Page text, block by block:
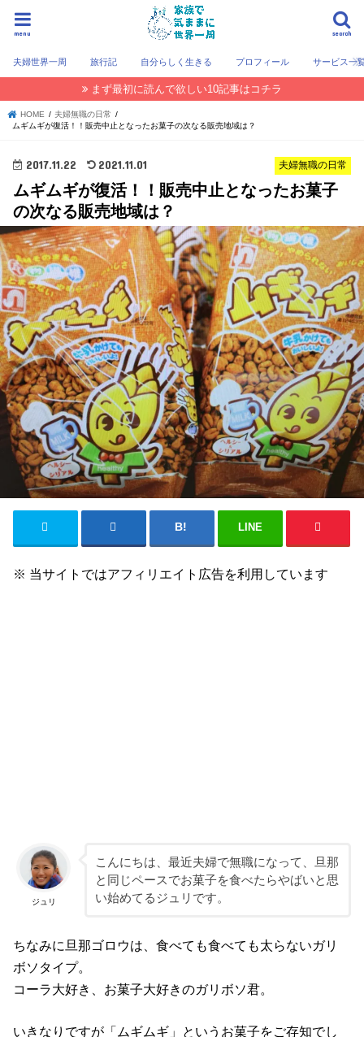
search
menu
夫婦世界一周 旅行記 自分らしく生きる プロフィール サービス一
まず最初に読んで欲しい10記事はコチラ
HOME
夫婦無職の日常
ムギムギが復活！！販売中止となったお菓子の次なる販売地域は？
夫婦無職の日常
2017.11.22 2021.11.01
ムギムギが復活！！販売中止となったお菓子
の次なる販売地域は？
LINE
※ 当サイトではアフィリエイト広告を利用しています
ジュリ
こんにちは、最近夫婦で無職になって、旦那
と同じペースでお菓子を食べたらやばいと思
い始めてるジュリです。
ちなみに旦那ゴロウは、食べても食べても太らないガリ
ボソタイプ。
コーラ大好き、お菓子大好きのガリボソ君。
いきなりですが「ムギムギ」というお菓子をご存知でし